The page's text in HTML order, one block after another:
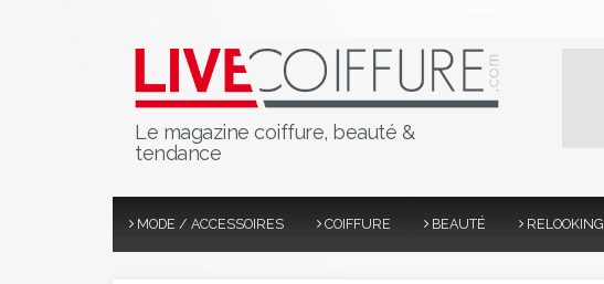
Le magazine coiffure, beauté &
tendance
MODE / ACCESSOIRES COIFFURE BEAUTÉ RELOOKING